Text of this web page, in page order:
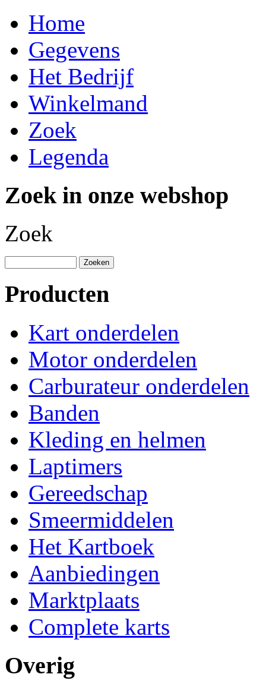
Home
Gegevens
Het Bedrijf
Winkelmand
Zoek
Legenda
Zoek in onze webshop
Zoek
Producten
Kart onderdelen
Motor onderdelen
Carburateur onderdelen
Banden
Kleding en helmen
Laptimers
Gereedschap
Smeermiddelen
Het Kartboek
Aanbiedingen
Marktplaats
Complete karts
Overig